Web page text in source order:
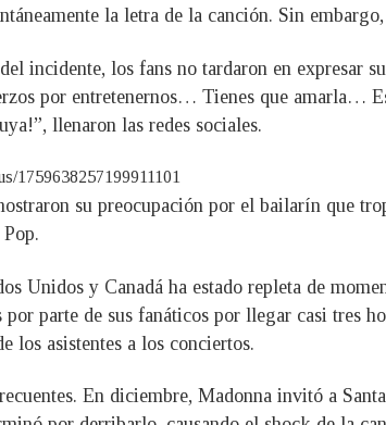
la letra de la canción. Sin
incidente, los fans no tardaron en expresar
por entretenernos… Tienes que amarla…
llenaron las redes sociales.
1759638257199911101
su preocupación por el bailarín que
Unidos y Canadá ha estado repleta de
parte de sus fanáticos por llegar casi tres
los asistentes a los conciertos.
En diciembre, Madonna invitó a